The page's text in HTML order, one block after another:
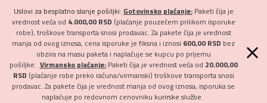
Uslovi za besplatno slanje pošiljki: Gotovinsko plaćanje:Paketi čija je
vrednost veća od 4.000,00 RSD (plaćanje pouzećem prilikom isporuke
robe), troškove transporta snosi prodavac. Za pakete čija je vrednost
manja od ovog iznosa, cena isporuke je fiksna i iznosi 600,00 RSD bez
obzira na masu paketa i naplaćuje se kupcu po prijemu
pošiljke. Virmansko plaćanje:Paketi čija je vrednost veća od 20.000,00
RSD (plaćanje robe preko računa/virmanski) troškove transporta snosi
prodavac. Za pakete čija je vrednost manja od ovog iznosa, isporuka se
naplaćuje po redovnom cenovniku kurirske službe.